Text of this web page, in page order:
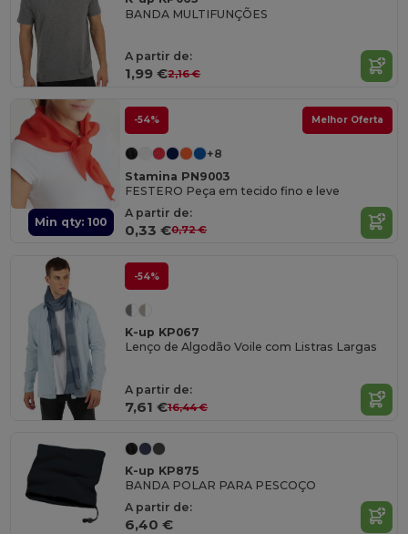
BANDA MULTIFUNÇÕES
A partir de:
1,99 €2,16 €
Min qty: 100
-54% Melhor Oferta
+8
Stamina PN9003
FESTERO Peça em tecido fino e leve
A partir de:
0,33 €0,72 €
-54%
K-up KP067
Lenço de Algodão Voile com Listras Largas
A partir de:
7,61 €16,44 €
K-up KP875
BANDA POLAR PARA PESCOÇO
A partir de:
6,40 €